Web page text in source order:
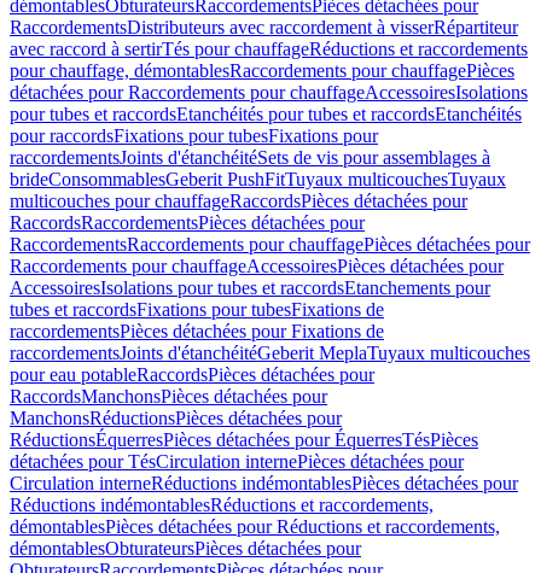
démontablesObturateursRaccordementsPièces détachées pour
RaccordementsDistributeurs avec raccordement à visserRépartiteur
avec raccord à sertirTés pour chauffageRéductions et raccordements
pour chauffage, démontablesRaccordements pour chauffagePièces
détachées pour Raccordements pour chauffageAccessoiresIsolations
pour tubes et raccordsEtanchéités pour tubes et raccordsEtanchéités
pour raccordsFixations pour tubesFixations pour
raccordementsJoints d'étanchéitéSets de vis pour assemblages à
brideConsommablesGeberit PushFitTuyaux multicouchesTuyaux
multicouches pour chauffageRaccordsPièces détachées pour
RaccordsRaccordementsPièces détachées pour
RaccordementsRaccordements pour chauffagePièces détachées pour
Raccordements pour chauffageAccessoiresPièces détachées pour
AccessoiresIsolations pour tubes et raccordsEtanchements pour
tubes et raccordsFixations pour tubesFixations de
raccordementsPièces détachées pour Fixations de
raccordementsJoints d'étanchéitéGeberit MeplaTuyaux multicouches
pour eau potableRaccordsPièces détachées pour
RaccordsManchonsPièces détachées pour
ManchonsRéductionsPièces détachées pour
RéductionsÉquerresPièces détachées pour ÉquerresTésPièces
détachées pour TésCirculation internePièces détachées pour
Circulation interneRéductions indémontablesPièces détachées pour
Réductions indémontablesRéductions et raccordements,
démontablesPièces détachées pour Réductions et raccordements,
démontablesObturateursPièces détachées pour